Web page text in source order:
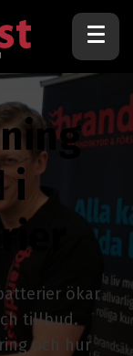
i
ökar
tillbud.
och hur